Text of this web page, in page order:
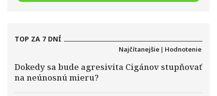
TOP ZA 7 DNÍ
Najčítanejšie | Hodnotenie
Dokedy sa bude agresivita Cigánov stupňovať
na neúnosnú mieru?